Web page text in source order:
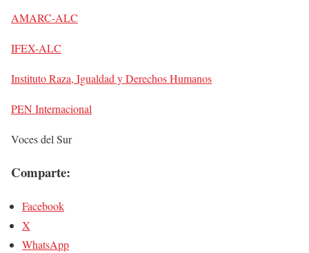
AMARC-ALC
IFEX-ALC
Instituto Raza, Igualdad y Derechos Humanos
PEN Internacional
Voces del Sur
Comparte:
Facebook
X
WhatsApp